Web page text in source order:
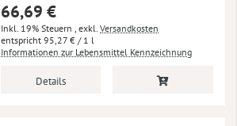
66,69 €
Inkl. 19% Steuern , exkl. Versandkosten
95,27 € / 1 l
Informationen zur Lebensmittel Kennzeichnung
Details